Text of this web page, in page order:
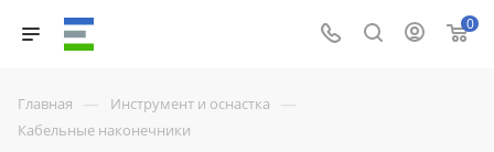
0
Главная — Инструмент и оснастка —
Кабельные наконечники